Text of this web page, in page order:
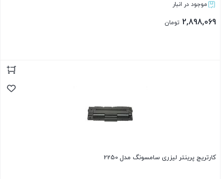
موجود در انبار
2,898,069 تومان
کارتریج پرینتر لیزری سامسونگ مدل 2250